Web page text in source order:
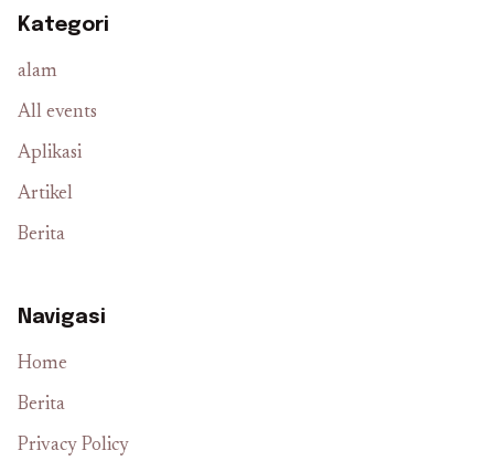
Kategori
alam
All events
Aplikasi
Artikel
Berita
Navigasi
Home
Berita
Privacy Policy